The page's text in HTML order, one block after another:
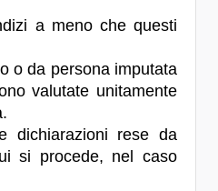
a meno che questi
o da persona imputata
valutate unitamente
dichiarazioni rese da
si procede, nel caso